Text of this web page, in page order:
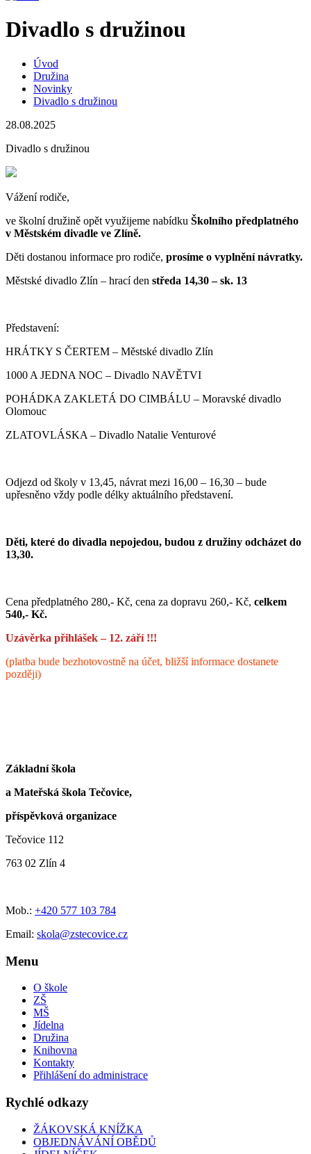
Divadlo s družinou
Úvod
Družina
Novinky
Divadlo s družinou
28.08.2025
Divadlo s družinou
Vážení rodiče,
ve školní družině opět využijeme nabídku Školního předplatného
v Městském divadle ve Zlíně.
Děti dostanou informace pro rodiče, prosíme o vyplnění návratky.
Městské divadlo Zlín – hrací den středa 14,30 – sk. 13
Představení:
HRÁTKY S ČERTEM – Městské divadlo Zlín
1000 A JEDNA NOC – Divadlo NAVĚTVI
POHÁDKA ZAKLETÁ DO CIMBÁLU – Moravské divadlo
Olomouc
ZLATOVLÁSKA – Divadlo Natalie Venturové
Odjezd od školy v 13,45, návrat mezi 16,00 – 16,30 – bude
upřesněno vždy podle délky aktuálního představení.
Děti, které do divadla nepojedou, budou z družiny odcházet do
13,30.
Cena předplatného 280,- Kč, cena za dopravu 260,- Kč, celkem
540,- Kč.
Uzávěrka přihlášek – 12. září !!!
(platba bude bezhotovostně na účet, bližší informace dostanete
později)
Základní škola
a Mateřská škola Tečovice,
příspěvková organizace
Tečovice 112
763 02 Zlín 4
Mob.: +420 577 103 784
Email: skola@zstecovice.cz
Menu
O škole
ZŠ
MŠ
Jídelna
Družina
Knihovna
Kontakty
Přihlášení do administrace
Rychlé odkazy
ŽÁKOVSKÁ KNÍŽKA
OBJEDNÁVÁNÍ OBĚDŮ